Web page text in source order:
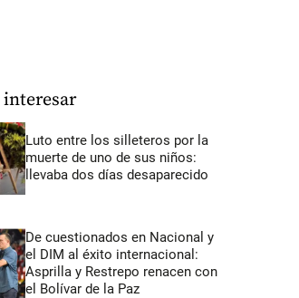
interesar
Luto entre los silleteros por la
muerte de uno de sus niños:
llevaba dos días desaparecido
De cuestionados en Nacional y
el DIM al éxito internacional:
Asprilla y Restrepo renacen con
el Bolívar de la Paz